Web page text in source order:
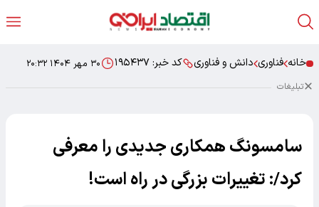
خانه فناوری دانش و فناوری کد خبر: ۱۹۵۴۳۷ ۳۰ مهر ۱۴۰۴ ۲۰:۳۲
تبلیغات
سامسونگ همکاری جدیدی را معرفی
کرد/: تغییرات بزرگی در راه است!